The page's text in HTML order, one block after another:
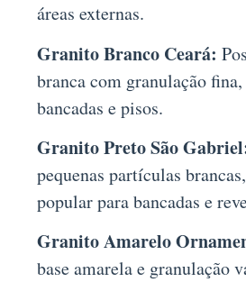
áreas externas.
Granito Branco Ceará:
branca com granulação
bancadas e pisos.
Granito Preto São
pequenas partículas
popular para bancadas e
Granito Amarelo
base amarela e granulação